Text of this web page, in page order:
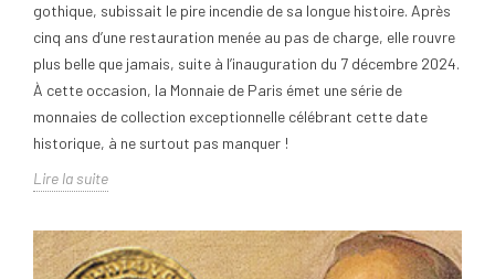
gothique, subissait le pire incendie de sa longue histoire. Après
cinq ans d’une restauration menée au pas de charge, elle rouvre
plus belle que jamais, suite à l’inauguration du 7 décembre 2024.
À cette occasion, la Monnaie de Paris émet une série de
monnaies de collection exceptionnelle célébrant cette date
historique, à ne surtout pas manquer !
Lire la suite